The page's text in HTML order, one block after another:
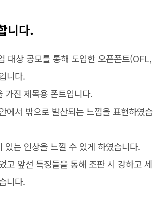
니다.
대상 공모를 통해 도입한 오픈폰트(OFL,
니다.
가진 제목용 폰트입니다.
에서 밖으로 발산되는 느낌을 표현하였습
는 인상을 느낄 수 있게 하였습니다.
고 앞선 특징들을 통해 조판 시 강하고 세
니다.